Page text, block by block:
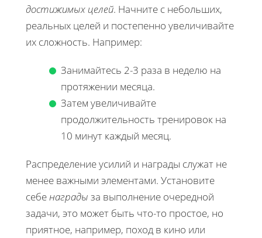
достижимых целей. Начните с небольших,
реальных целей и постепенно увеличивайте
их сложность. Например:
Занимайтесь 2-3 раза в неделю на
протяжении месяца.
Затем увеличивайте
продолжительность тренировок на
10 минут каждый месяц.
Распределение усилий и награды служат не
менее важными элементами. Установите
себенаграды за выполнение очередной
задачи, это может быть что-то простое, но
приятное, например, поход в кино или